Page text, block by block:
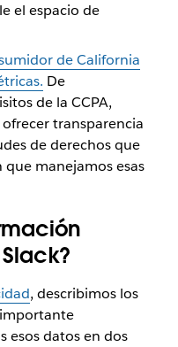
el espacio de
de California
De
de la CCPA,
transparencia
de derechos que
manejamos esas
, describimos los
esos datos en dos